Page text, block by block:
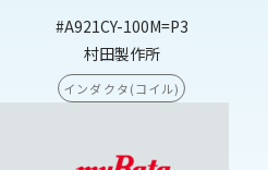
#A921CY-100M=P3
村田製作所
インダクタ(コイル)